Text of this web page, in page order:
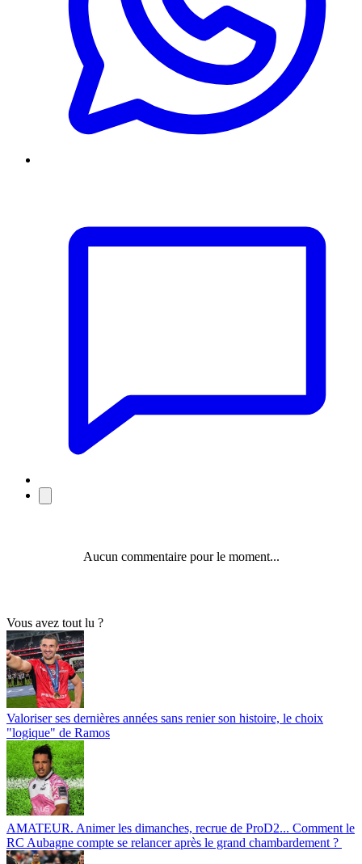
Aucun commentaire pour le moment...
Vous avez tout lu ?
Valoriser ses dernières années sans renier son histoire, le choix
"logique" de Ramos
AMATEUR. Animer les dimanches, recrue de ProD2... Comment le
RC Aubagne compte se relancer après le grand chambardement ?